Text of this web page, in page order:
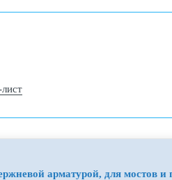
арматурой, для мостов и